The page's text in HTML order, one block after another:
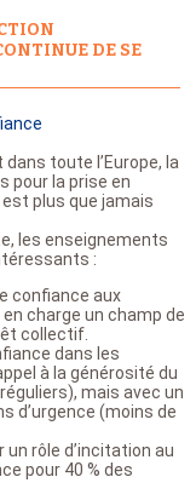
DE SE
toute l’Europe, la
pour la prise en
plus que jamais
les enseignements
:
confiance aux
charge un champ de
collectif.
dans les
à la générosité du
mais avec un
d’urgence (moins de
un rôle d’incitation au
pour 40 % des